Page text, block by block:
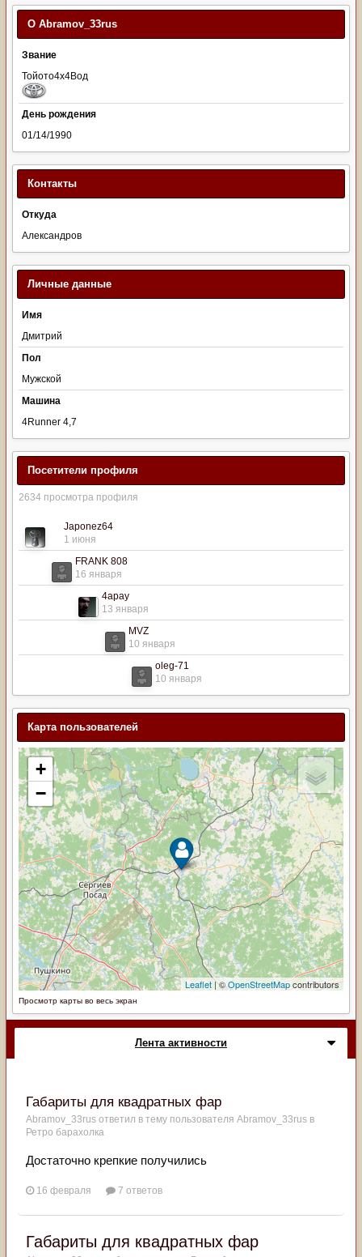
О Abramov_33rus
Звание
Тойото4х4Вод
День рождения
01/14/1990
Контакты
Откуда
Александров
Личные данные
Имя
Дмитрий
Пол
Мужской
Машина
4Runner 4,7
Посетители профиля
2634 просмотра профиля
Japonez64
1 июня
FRANK 808
16 января
4apay
13 января
MVZ
10 января
oleg-71
10 января
Карта пользователей
Просмотр карты во весь экран
Лента активности
Габариты для квадратных фар
Abramov_33rus ответил в тему пользователя Abramov_33rus в
Ретро барахолка
Достаточно крепкие получились
16 февраля 7 ответов
Габариты для квадратных фар